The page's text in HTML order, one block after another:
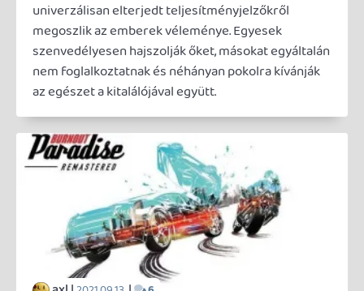
axl |2021.01.21.| 15
TÜKÖRVÁROS PEREMÉN AJÁNLÓ